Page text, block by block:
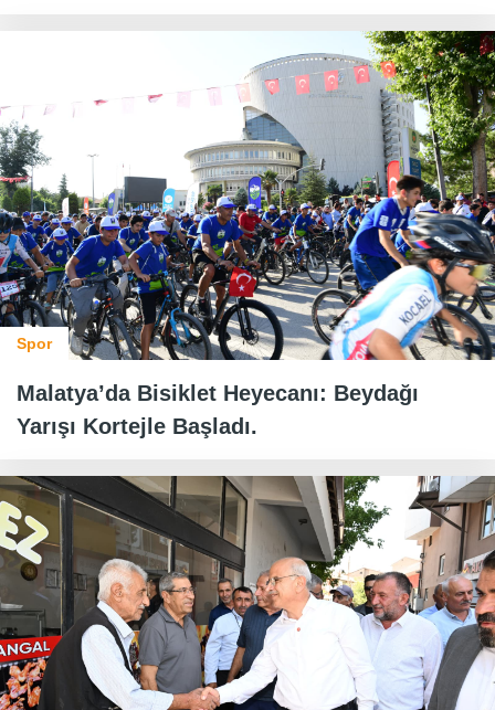
Spor
Malatya’da Bisiklet Heyecanı: Beydağı
Yarışı Kortejle Başladı.